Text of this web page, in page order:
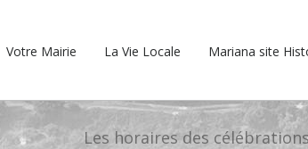
Votre Mairie La Vie Locale Mariana site
Les horaires des